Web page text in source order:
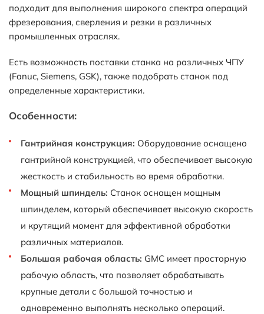
подходит для выполнения широкого спектра операций
фрезерования, сверления и резки в различных
промышленных отраслях.
Есть возможность поставки станка на различных ЧПУ
(Fanuc, Siemens, GSK), также подобрать станок под
определенные характеристики.
Особенности:
Гантрийная конструкция: Оборудование оснащено
гантрийной конструкцией, что обеспечивает высокую
жесткость и стабильность во время обработки.
Мощный шпиндель: Станок оснащен мощным
шпинделем, который обеспечивает высокую скорость
и крутящий момент для эффективной обработки
различных материалов.
Большая рабочая область: GMC имеет просторную
рабочую область, что позволяет обрабатывать
крупные детали с большой точностью и
одновременно выполнять несколько операций.